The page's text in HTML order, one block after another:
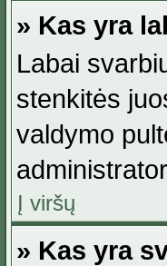
» Kas yra
Labai
stenkitės
valdymo
Į viršų
» Kas yra